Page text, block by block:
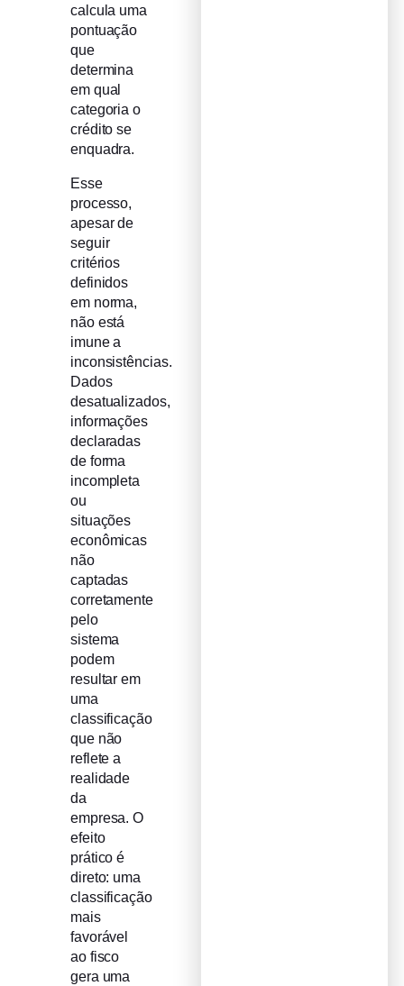
calcula uma
pontuação
que
determina
em qual
categoria o
crédito se
enquadra.
Esse
processo,
apesar de
seguir
critérios
definidos
em norma,
não está
imune a
inconsistências.
Dados
desatualizados,
informações
declaradas
de forma
incompleta
ou
situações
econômicas
não
captadas
corretamente
pelo
sistema
podem
resultar em
uma
classificação
que não
reflete a
realidade
da
empresa. O
efeito
prático é
direto: uma
classificação
mais
favorável
ao fisco
gera uma